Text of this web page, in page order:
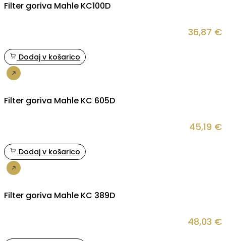
Filter goriva Mahle KC100D
36,87 €
Dodaj v košarico
Filter goriva Mahle KC 605D
45,19 €
Dodaj v košarico
Filter goriva Mahle KC 389D
48,03 €